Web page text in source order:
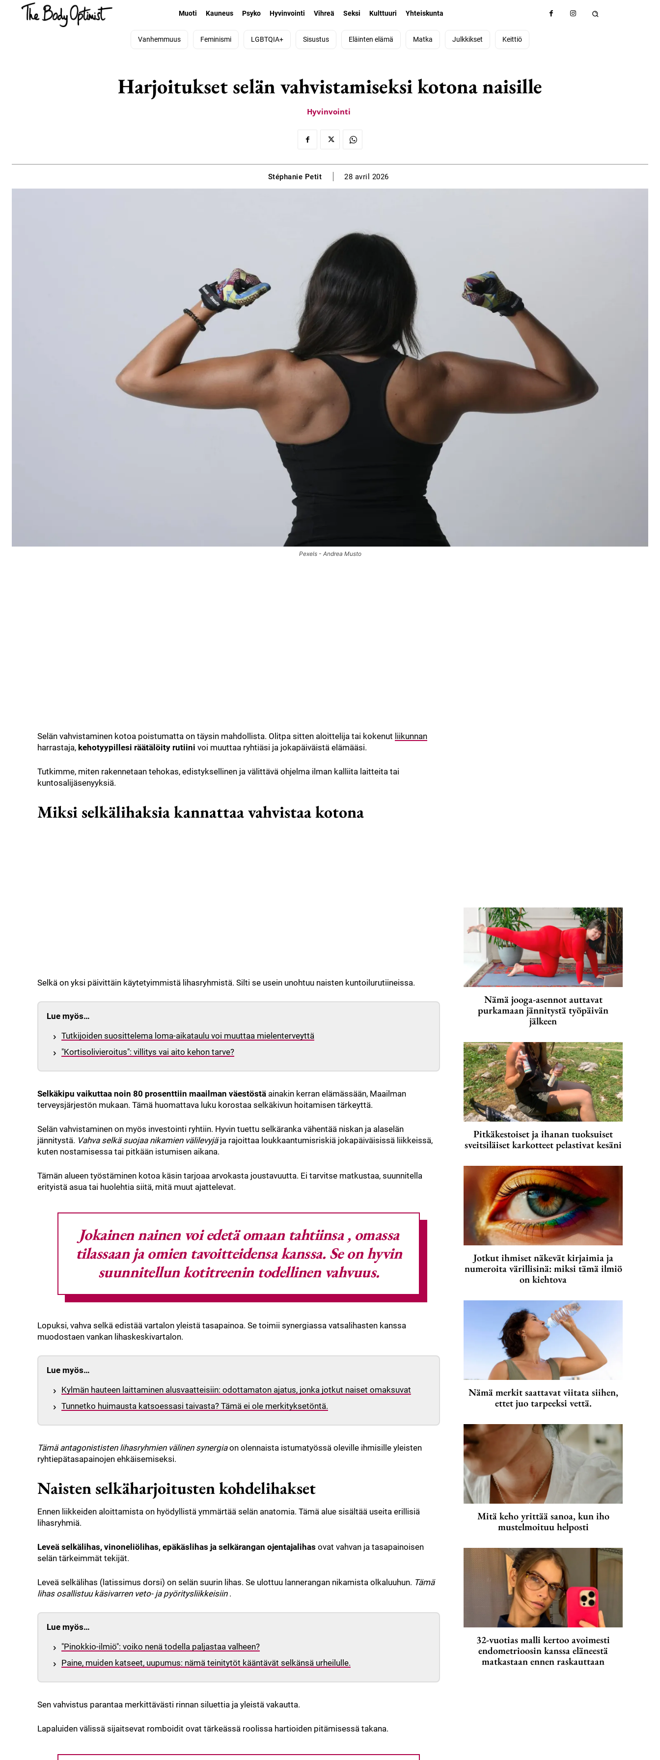
Muoti Kauneus Psyko Hyvinvointi Vihreä Seksi Kulttuuri Yhteiskunta
Vanhemmuus Feminismi LGBTQIA+ Sisustus Eläinten elämä Matka Julkkikset Keittiö
Harjoitukset selän vahvistamiseksi kotona naisille
Hyvinvointi
Stéphanie Petit 28 avril 2026
Pexels - Andrea Musto
Selän vahvistaminen kotoa poistumatta on täysin mahdollista. Olitpa sitten aloittelija tai kokenut liikunnan
harrastaja, kehotyypillesi räätälöity rutiini voi muuttaa ryhtiäsi ja jokapäiväistä elämääsi.
Tutkimme, miten rakennetaan tehokas, edistyksellinen ja välittävä ohjelma ilman kalliita laitteita tai
kuntosalijäsenyyksiä.
Miksi selkälihaksia kannattaa vahvistaa kotona
Selkä on yksi päivittäin käytetyimmistä lihasryhmistä. Silti se usein unohtuu naisten kuntoilurutiineissa.
Lue myös…
Tutkijoiden suosittelema loma-aikataulu voi muuttaa mielenterveyttä
"Kortisolivieroitus": villitys vai aito kehon tarve?
Selkäkipu vaikuttaa noin 80 prosenttiin maailman väestöstä ainakin kerran elämässään, Maailman
terveysjärjestön mukaan. Tämä huomattava luku korostaa selkäkivun hoitamisen tärkeyttä.
Selän vahvistaminen on myös investointi ryhtiin. Hyvin tuettu selkäranka vähentää niskan ja alaselän
jännitystä. Vahva selkä suojaa nikamien välilevyjäja rajoittaa loukkaantumisriskiä jokapäiväisissä liikkeissä,
kuten nostamisessa tai pitkään istumisen aikana.
Tämän alueen työstäminen kotoa käsin tarjoaa arvokasta joustavuutta. Ei tarvitse matkustaa, suunnitella
erityistä asua tai huolehtia siitä, mitä muut ajattelevat.
Jokainen nainen voi edetä omaan tahtiinsa, omassa
tilassaan ja omien tavoitteidensa kanssa. Se on hyvin
suunnitellun kotitreenin todellinen vahvuus.
Lopuksi, vahva selkä edistää vartalon yleistä tasapainoa. Se toimii synergiassa vatsalihasten kanssa
muodostaen vankan lihaskeskivartalon.
Lue myös…
Kylmän hauteen laittaminen alusvaatteisiin: odottamaton ajatus, jonka jotkut naiset omaksuvat
Tunnetko huimausta katsoessasi taivasta? Tämä ei ole merkityksetöntä.
Tämä antagonististen lihasryhmien välinen synergiaon olennaista istumatyössä oleville ihmisille yleisten
ryhtiepätasapainojen ehkäisemiseksi.
Naisten selkäharjoitusten kohdelihakset
Ennen liikkeiden aloittamista on hyödyllistä ymmärtää selän anatomia. Tämä alue sisältää useita erillisiä
lihasryhmiä.
Leveä selkälihas, vinoneliölihas, epäkäslihas ja selkärangan ojentajalihas ovat vahvan ja tasapainoisen
selän tärkeimmät tekijät.
Leveä selkälihas (latissimus dorsi) on selän suurin lihas. Se ulottuu lannerangan nikamista olkaluuhun. Tämä
lihas osallistuu käsivarren veto- ja pyöritysliikkeisiin.
Lue myös…
"Pinokkio-ilmiö": voiko nenä todella paljastaa valheen?
Paine, muiden katseet, uupumus: nämä teinitytöt kääntävät selkänsä urheilulle.
Sen vahvistus parantaa merkittävästi rinnan siluettia ja yleistä vakautta.
Lapaluiden välissä sijaitsevat romboidit ovat tärkeässä roolissa hartioiden pitämisessä takana.
Nämä jooga-asennot auttavat
purkamaan jännitystä työpäivän
jälkeen
Pitkäkestoiset ja ihanan tuoksuiset
sveitsiläiset karkotteet pelastivat kesäni
Jotkut ihmiset näkevät kirjaimia ja
numeroita värillisinä: miksi tämä ilmiö
on kiehtova
Nämä merkit saattavat viitata siihen,
ettet juo tarpeeksi vettä.
Mitä keho yrittää sanoa, kun iho
mustelmoituu helposti
32-vuotias malli kertoo avoimesti
endometrioosin kanssa eläneestä
matkastaan ennen raskauttaan